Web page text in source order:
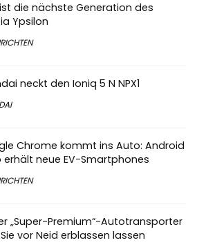
die nächste Generation des
Ypsilon
neckt den Ioniq 5 N NPX1
Chrome kommt ins Auto: Android
erhält neue EV-Smartphones
„Super-Premium“-Autotransporter
vor Neid erblassen lassen